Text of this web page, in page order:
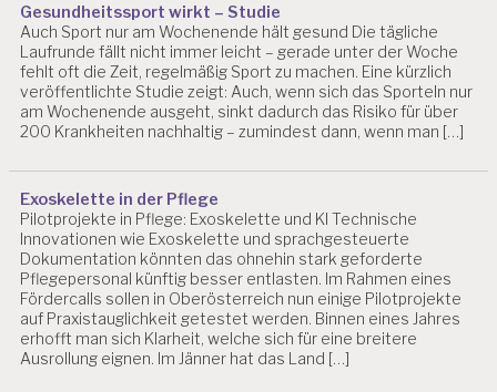
C
H
R
IS
T
I
N
LI
N
D
E
V
A
L
Gesundheitssport wirkt – Studie
Auch Sport nur am Wochenende hält gesund Die tägliche
Laufrunde fällt nicht immer leicht – gerade unter der Woche
fehlt oft die Zeit, regelmäßig Sport zu machen. Eine kürzlich
veröffentlichte Studie zeigt: Auch, wenn sich das Sporteln nur
am Wochenende ausgeht, sinkt dadurch das Risiko für über
200 Krankheiten nachhaltig – zumindest dann, wenn man […]
Exoskelette in der Pflege
Pilotprojekte in Pflege: Exoskelette und KI Technische
Innovationen wie Exoskelette und sprachgesteuerte
Dokumentation könnten das ohnehin stark geforderte
Pflegepersonal künftig besser entlasten. Im Rahmen eines
Fördercalls sollen in Oberösterreich nun einige Pilotprojekte
auf Praxistauglichkeit getestet werden. Binnen eines Jahres
erhofft man sich Klarheit, welche sich für eine breitere
Ausrollung eignen. Im Jänner hat das Land […]